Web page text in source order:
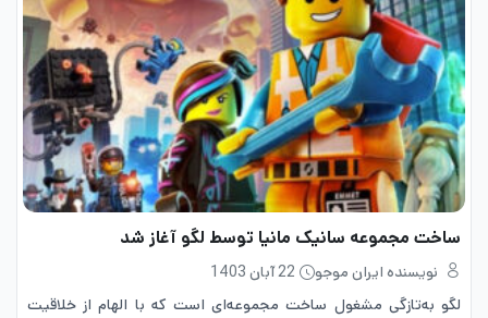
ساخت مجموعه سانیک مانیا توسط لگو آغاز شد
نویسنده ایران موجو
22 آبان 1403
لگو به‌تازگی مشغول ساخت مجموعه‌ای است که با الهام از خلاقیت